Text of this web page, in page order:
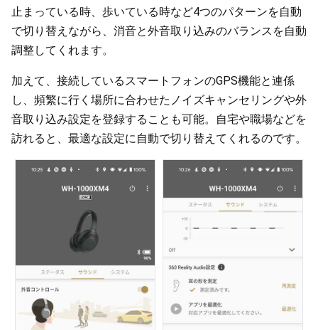
止まっている時、歩いている時など4つのパターンを自動
で切り替えながら、消音と外音取り込みのバランスを自動
調整してくれます。
加えて、接続しているスマートフォンのGPS機能と連係
し、頻繁に行く場所に合わせたノイズキャンセリングや外
音取り込み設定を登録することも可能。自宅や職場などを
訪れると、最適な設定に自動で切り替えてくれるのです。